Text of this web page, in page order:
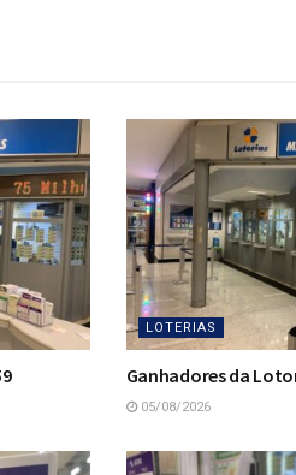
LOTERIAS
Ganhadores da
05/08/2026